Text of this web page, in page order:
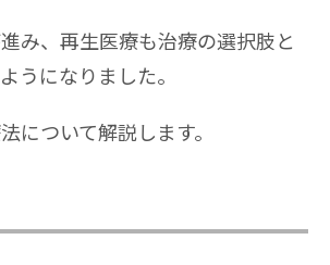
み、再生医療も治療の選択肢と
うになりました。
について解説します。